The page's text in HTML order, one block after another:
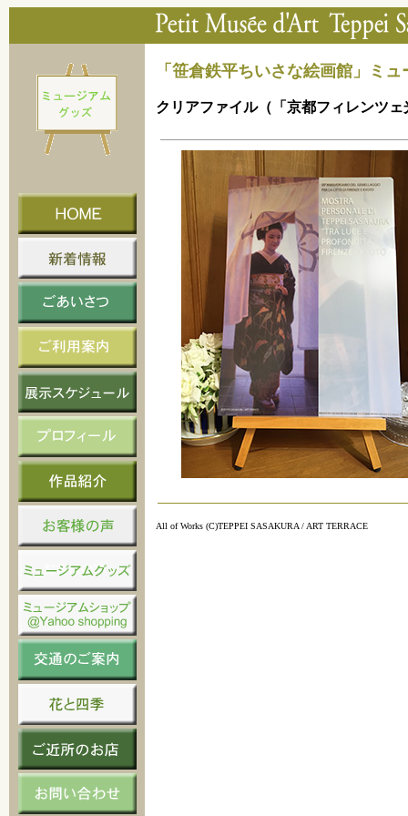
「笹倉鉄平ちいさな絵画館」ミ
クリアファイル（「京都フィレンツ
All of Works (C)TEPPEI SASAKURA / ART TERRACE